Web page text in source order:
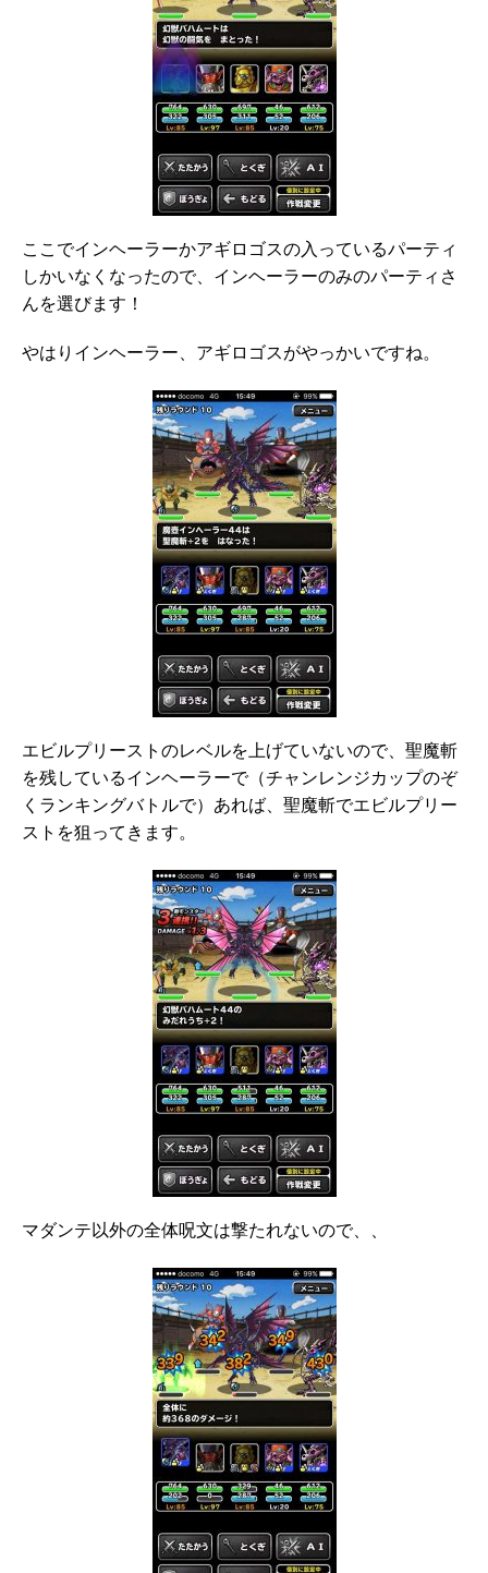
ここでインヘーラーかアギロゴスの入っているパーティ
しかいなくなったので、インヘーラーのみのパーティさ
んを選びます！
やはりインヘーラー、アギロゴスがやっかいですね。
エビルプリーストのレベルを上げていないので、聖魔斬
を残しているインヘーラーで（チャンレンジカップのぞ
くランキングバトルで）あれば、聖魔斬でエビルプリー
ストを狙ってきます。
マダンテ以外の全体呪文は撃たれないので、、